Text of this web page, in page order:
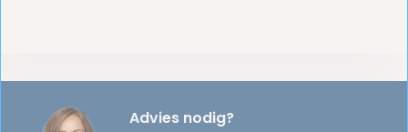
Advies nodig?